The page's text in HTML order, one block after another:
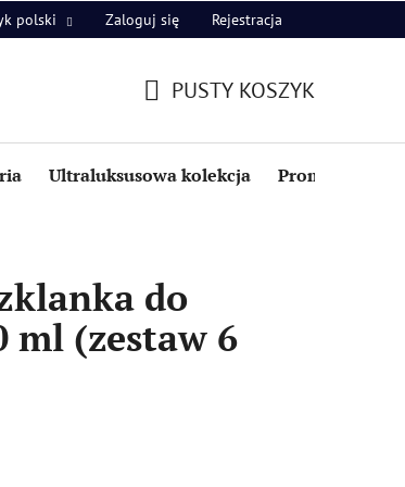
polski Zaloguj się Rejestracja
PUSTY KOSZYK
Ultraluksusowa kolekcja Promocje i
do
ml (zestaw 6